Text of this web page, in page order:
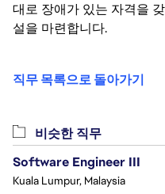
대로 장애가 있는 자격을
설을 마련합니다.
직무 목록으로 돌아가기
비슷한 직무
Software Engineer III
Kuala Lumpur, Malaysia